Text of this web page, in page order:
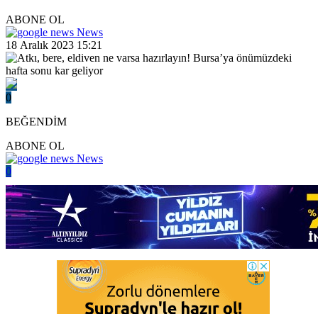
ABONE OL
News
18 Aralık 2023 15:21
0
BEĞENDİM
ABONE OL
News
0